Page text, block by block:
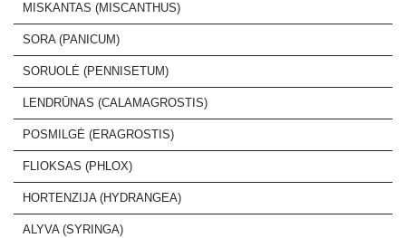
MISKANTAS (MISCANTHUS)
SORA (PANICUM)
SORUOLĖ (PENNISETUM)
LENDRŪNAS (CALAMAGROSTIS)
POSMILGĖ (ERAGROSTIS)
FLIOKSAS (PHLOX)
HORTENZIJA (HYDRANGEA)
ALYVA (SYRINGA)